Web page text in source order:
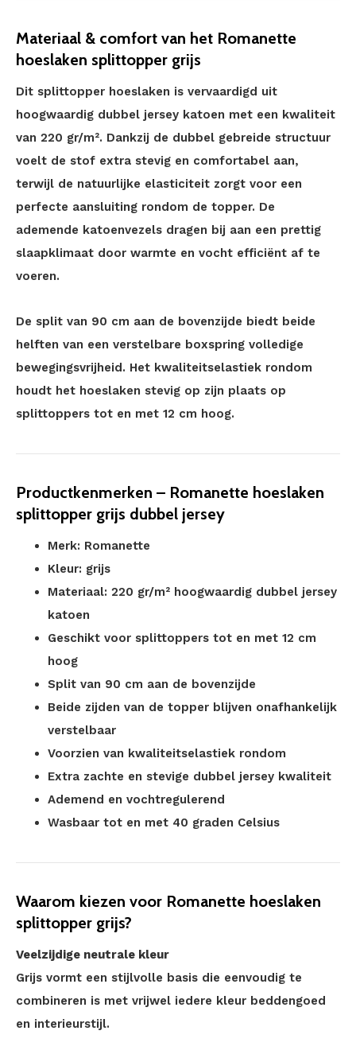
Materiaal & comfort van het Romanette
hoeslaken splittopper grijs
Dit splittopper hoeslaken is vervaardigd uit
hoogwaardig dubbel jersey katoen met een kwaliteit
van 220 gr/m². Dankzij de dubbel gebreide structuur
voelt de stof extra stevig en comfortabel aan,
terwijl de natuurlijke elasticiteit zorgt voor een
perfecte aansluiting rondom de topper. De
ademende katoenvezels dragen bij aan een prettig
slaapklimaat door warmte en vocht efficiënt af te
voeren.
De split van 90 cm aan de bovenzijde biedt beide
helften van een verstelbare boxspring volledige
bewegingsvrijheid. Het kwaliteitselastiek rondom
houdt het hoeslaken stevig op zijn plaats op
splittoppers tot en met 12 cm hoog.
Productkenmerken – Romanette hoeslaken
splittopper grijs dubbel jersey
Merk: Romanette
Kleur: grijs
Materiaal: 220 gr/m² hoogwaardig dubbel jersey
katoen
Geschikt voor splittoppers tot en met 12 cm
hoog
Split van 90 cm aan de bovenzijde
Beide zijden van de topper blijven onafhankelijk
verstelbaar
Voorzien van kwaliteitselastiek rondom
Extra zachte en stevige dubbel jersey kwaliteit
Ademend en vochtregulerend
Wasbaar tot en met 40 graden Celsius
Waarom kiezen voor Romanette hoeslaken
splittopper grijs?
Veelzijdige neutrale kleur
Grijs vormt een stijlvolle basis die eenvoudig te
combineren is met vrijwel iedere kleur beddengoed
en interieurstijl.